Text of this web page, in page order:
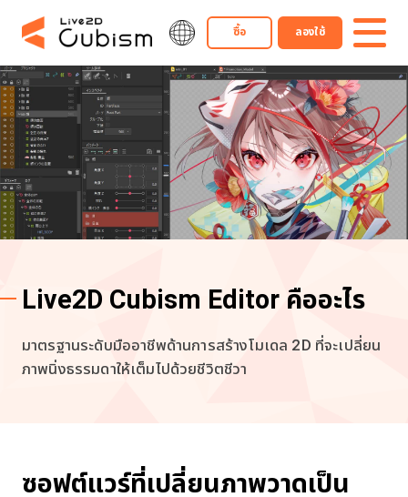
ซื้อ ลองใช้
Live2D Cubism Editor คืออะไร
มาตรฐานระดับมืออาชีพด้านการสร้างโมเดล 2D ที่จะเปลี่ยน
ภาพนิ่งธรรมดาให้เต็มไปด้วยชีวิตชีวา
ซอฟต์แวร์ที่เปลี่ยนภาพวาดเป็น